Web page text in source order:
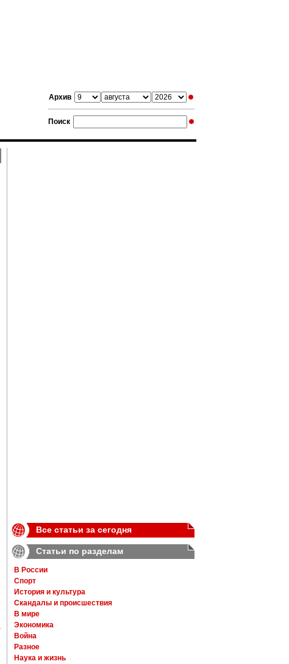
Архив
Поиск
Все статьи за сегодня
Статьи по разделам
В России
Спорт
История и культура
Скандалы и происшествия
В мире
Экономика
Война
Разное
Наука и жизнь